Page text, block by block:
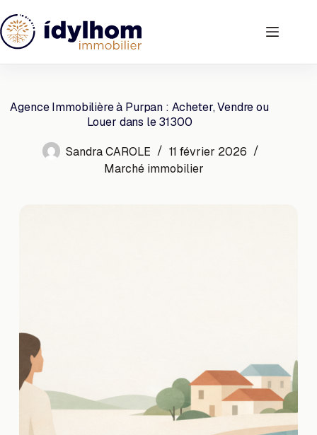
au
contenu
Agence Immobilière à Purpan : Acheter, Vendre ou
Louer dans le 31300
Sandra CAROLE
11 février 2026
Marché immobilier